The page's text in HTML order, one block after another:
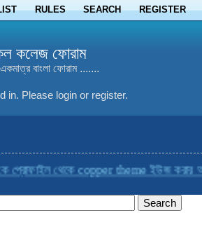
RULES SEARCH REGISTER
কলেজ ফোরাম
বাংলা ফোরাম .......
in. Please login or register.
প্রোফাইল থেকে copper theme ইউজ করার